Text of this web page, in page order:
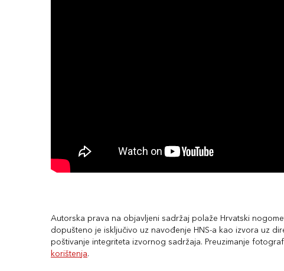
Autorska prava na objavljeni sadržaj polaže Hrvatski
dopušteno je isključivo uz navođenje HNS-a kao izvora uz
poštivanje integriteta izvornog sadržaja. Preuzimanje
korištenja.